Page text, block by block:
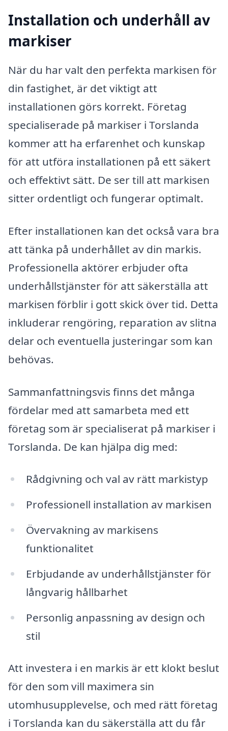
Installation och underhåll av
markiser
När du har valt den perfekta markisen för
din fastighet, är det viktigt att
installationen görs korrekt. Företag
specialiserade på markiser i Torslanda
kommer att ha erfarenhet och kunskap
för att utföra installationen på ett säkert
och effektivt sätt. De ser till att markisen
sitter ordentligt och fungerar optimalt.
Efter installationen kan det också vara bra
att tänka på underhållet av din markis.
Professionella aktörer erbjuder ofta
underhållstjänster för att säkerställa att
markisen förblir i gott skick över tid. Detta
inkluderar rengöring, reparation av slitna
delar och eventuella justeringar som kan
behövas.
Sammanfattningsvis finns det många
fördelar med att samarbeta med ett
företag som är specialiserat på markiser i
Torslanda. De kan hjälpa dig med:
Rådgivning och val av rätt markistyp
Professionell installation av markisen
Övervakning av markisens
funktionalitet
Erbjudande av underhållstjänster för
långvarig hållbarhet
Personlig anpassning av design och
stil
Att investera i en markis är ett klokt beslut
för den som vill maximera sin
utomhusupplevelse, och med rätt företag
i Torslanda kan du säkerställa att du får